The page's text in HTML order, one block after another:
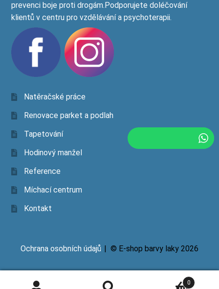
prevenci boje proti drogám.Podporujete doléčování
klientů v centru pro vzdělávání a psychoterapii.
Natěračské práce
Renovace parket a podlah
Tapetování
Hodinový manžel
Reference
Míchací centrum
Kontakt
Ochrana osobních údajů © E-shop barvy laky 2026
0